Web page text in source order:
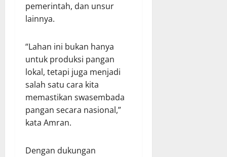
pemerintah, dan unsur
lainnya.
“Lahan ini bukan hanya
untuk produksi pangan
lokal, tetapi juga menjadi
salah satu cara kita
memastikan swasembada
pangan secara nasional,”
kata Amran.
Dengan dukungan